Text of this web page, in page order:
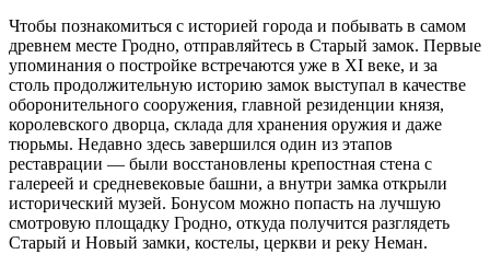
Чтобы познакомиться с историей города и побывать в самом
древнем месте Гродно, отправляйтесь в Старый замок. Первые
упоминания о постройке встречаются уже в XI веке, и за
столь продолжительную историю замок выступал в качестве
оборонительного сооружения, главной резиденции князя,
королевского дворца, склада для хранения оружия и даже
тюрьмы. Недавно здесь завершился один из этапов
реставрации — были восстановлены крепостная стена с
галереей и средневековые башни, а внутри замка открыли
исторический музей. Бонусом можно попасть на лучшую
смотровую площадку Гродно, откуда получится разглядеть
Старый и Новый замки, костелы, церкви и реку Неман.